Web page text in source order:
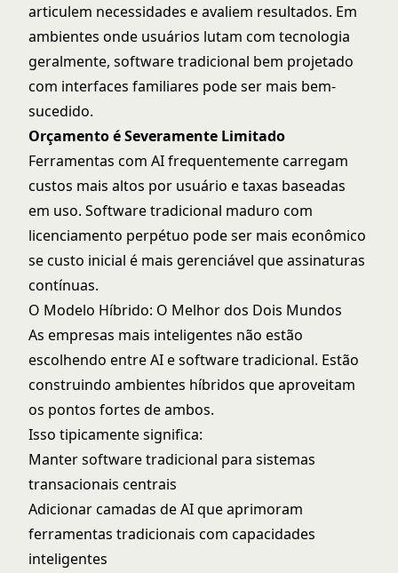
articulem necessidades e avaliem resultados. Em
ambientes onde usuários lutam com tecnologia
geralmente, software tradicional bem projetado
com interfaces familiares pode ser mais bem-
sucedido.
Orçamento é Severamente Limitado
Ferramentas com AI frequentemente carregam
custos mais altos por usuário e taxas baseadas
em uso. Software tradicional maduro com
licenciamento perpétuo pode ser mais econômico
se custo inicial é mais gerenciável que assinaturas
contínuas.
O Modelo Híbrido: O Melhor dos Dois Mundos
As empresas mais inteligentes não estão
escolhendo entre AI e software tradicional. Estão
construindo ambientes híbridos que aproveitam
os pontos fortes de ambos.
Isso tipicamente significa:
Manter software tradicional para sistemas
transacionais centrais
Adicionar camadas de AI que aprimoram
ferramentas tradicionais com capacidades
inteligentes